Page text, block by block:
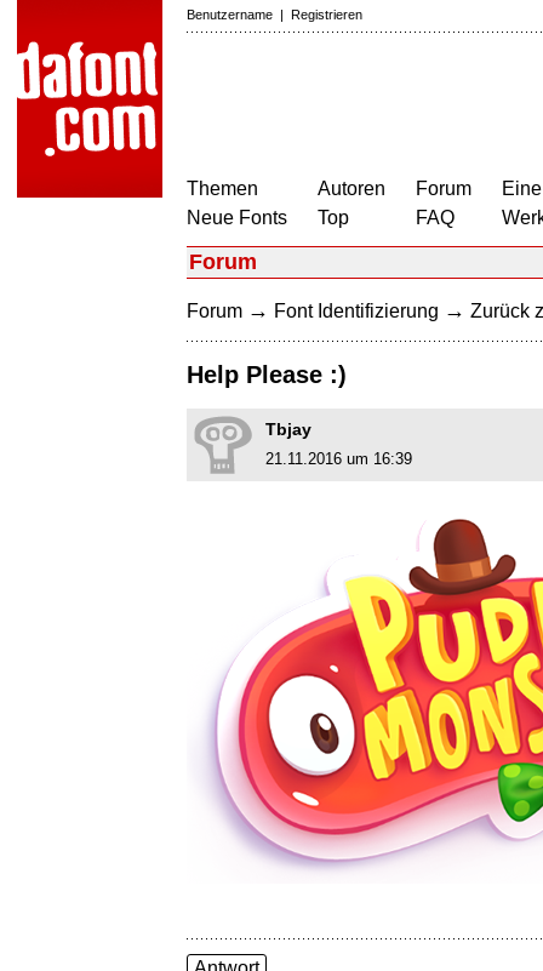
Benutzername | Registrieren
Themen
Neue Fonts
Autoren
Top
Forum
FAQ
Forum
Forum → Font Identifizierung → Zurück
Help Please :)
Tbjay
21.11.2016 um 16:39